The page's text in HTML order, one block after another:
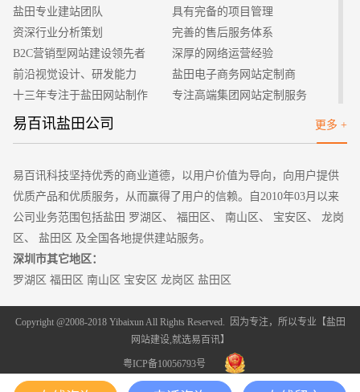
采取相关措施。这种程度的也可以采用章鱼主机来控制，也是非
常不错的。
3、DDOS流量攻击
但是三者之中攻击程度最大的就是DDOS流量攻击，对于流
量攻击，单纯地加防火墙没用，必须要有足够的带宽和防火墙配
合起来才能防御。在这种情况下，我们建议使用集群防护(章鱼
主机)，这种成本是相对来说比较低的。
网站被攻击怎么办
1、开启IP禁PING，可以防止被扫描。
2、关闭不需要的端口。
3、打开网站的防火墙。
盐田专业建站团队
资深行业分析策划
B2C营销型网站建设领先者
前沿视觉设计、研发能力
十三年专注于盐田网站制作
客户的满意是我们唯一的宗旨
具有完备的项目管理
完善的售后服务体系
深厚的网络运营经验
盐田电子商务网站定制商
专注高端集团网站定制服务
更多 +
易百讯盐田公司
易百讯科技坚持优秀的商业道德，以用户价值为导向，向用户提供
优质产品和优质服务，从而赢得了用户的信赖。自2010年03月以来
公司业务范围包括盐田 罗湖区、 福田区、 南山区、 宝安区、 龙岗
区、 盐田区 及全国各地提供建站服务。
深圳市其它地区：
罗湖区 福田区 南山区 宝安区 龙岗区 盐田区
Copyright @2008-2018 Yibaixun All Rights Reserved. 因为专注，所以专业【盐田
网站建设,就选易百讯】
粤ICP备10056793号